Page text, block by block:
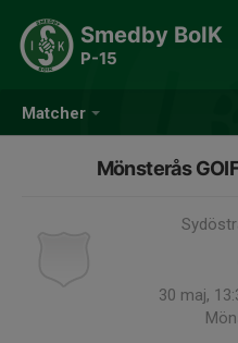
Matcher
Smedby BoIK
P-15
Mönsterås
30 maj,